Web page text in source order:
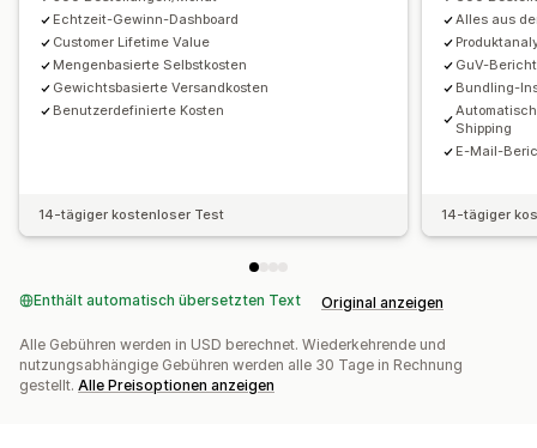
Import historischer Daten
Echtzeit-Gewinn-Dashboard
Customer Lifetime Value
Mengenbasierte Selbstkosten
Gewichtsbasierte Versandkosten
Benutzerdefinierte Kosten
14-tägiger kostenloser Test
Alles aus
GuV-Bericht
Bundling-
Shipping
E-Mail-
14-tägiger
Enthält automatisch übersetzten Text Original anzeigen
Alle Gebühren werden in USD berechnet. Wiederkehrende und
nutzungsabhängige Gebühren werden alle 30 Tage in Rechnung
gestellt. Alle Preisoptionen anzeigen